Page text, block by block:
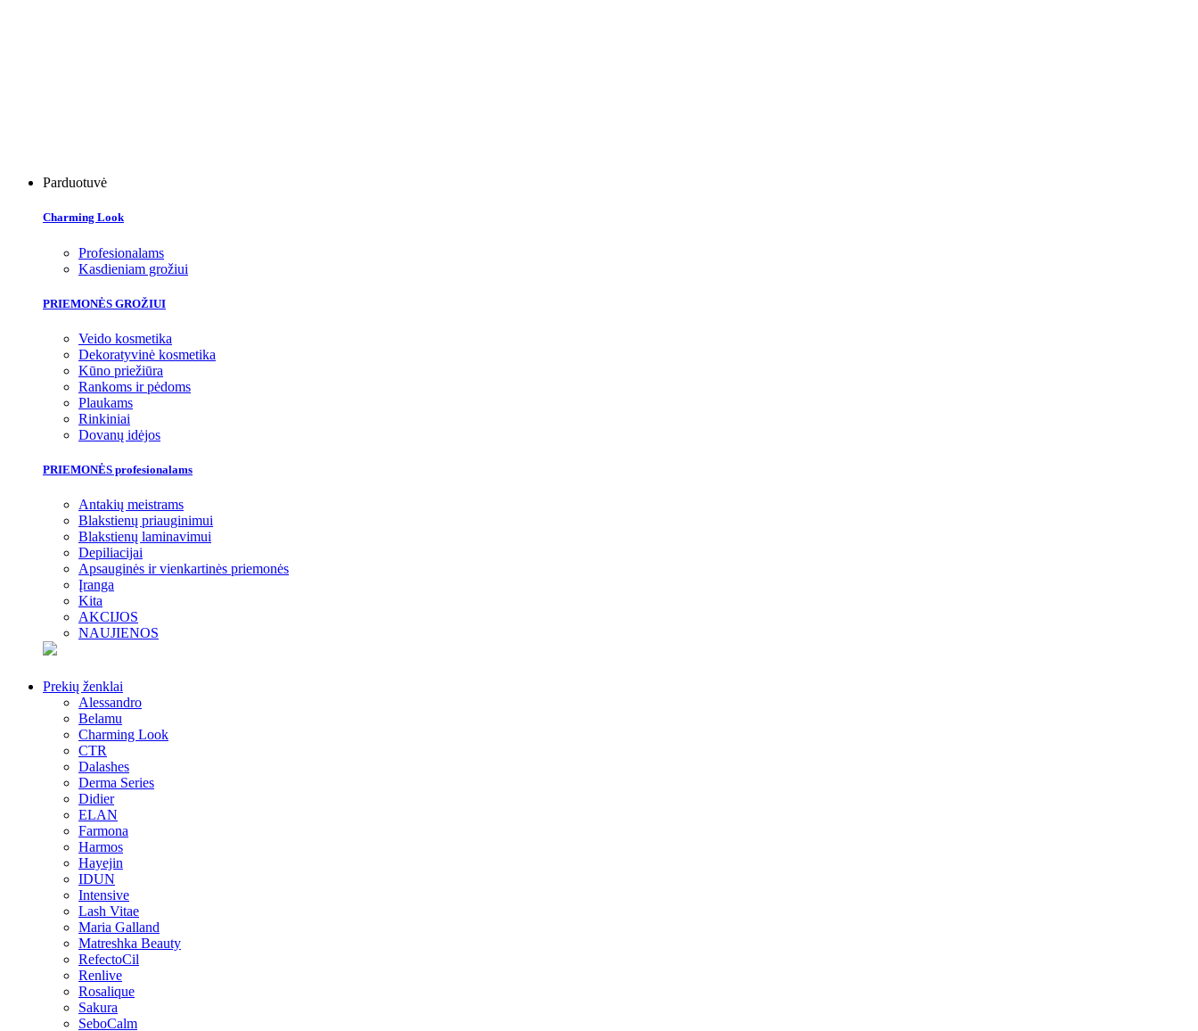
Parduotuvė
Charming Look
Profesionalams
Kasdieniam grožiui
PRIEMONĖS GROŽIUI
Veido kosmetika
Dekoratyvinė kosmetika
Kūno priežiūra
Rankoms ir pėdoms
Plaukams
Rinkiniai
Dovanų idėjos
PRIEMONĖS profesionalams
Antakių meistrams
Blakstienų priauginimui
Blakstienų laminavimui
Depiliacijai
Apsauginės ir vienkartinės priemonės
Įranga
Kita
AKCIJOS
NAUJIENOS
Prekių ženklai
Alessandro
Belamu
Charming Look
CTR
Dalashes
Derma Series
Didier
ELAN
Farmona
Harmos
Hayejin
IDUN
Intensive
Lash Vitae
Maria Galland
Matreshka Beauty
RefectoCil
Renlive
Rosalique
Sakura
SeboCalm